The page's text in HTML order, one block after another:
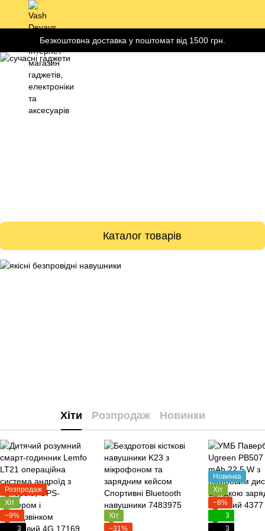
Безкоштовна доставка у поштомат від 1500 грн.
Каталог товарів
Хіти Розпродаж Новинки
Розпродаж
Хіт
−9%
3
Хіт
−31%
Новинка
Хіт
−8%
3
3